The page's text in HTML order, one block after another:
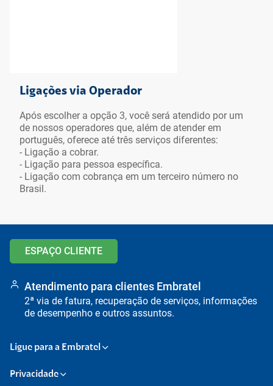
Ligações via Operador
Após escolher a opção 3, você será atendido por um
de nossos operadores que, além de atender em
português, oferece até três serviços diferentes:
- Ligação a cobrar.
- Ligação para pessoa específica.
- Ligação com cobrança em um terceiro número no
Brasil.
ESPAÇO CLIENTE
Atendimento para clientes Embratel
2ª via de fatura, recuperação de serviços, informações
de desempenho e outros assuntos.
Ligue para a Embratel
Privacidade